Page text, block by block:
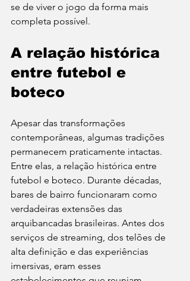
se de viver o jogo da forma mais
completa possível.
A relação histórica
entre futebol e
boteco
Apesar das transformações
contemporâneas, algumas tradições
permanecem praticamente intactas.
Entre elas, a relação histórica entre
futebol e boteco. Durante décadas,
bares de bairro funcionaram como
verdadeiras extensões das
arquibancadas brasileiras. Antes dos
serviços de streaming, dos telões de
alta definição e das experiências
imersivas, eram esses